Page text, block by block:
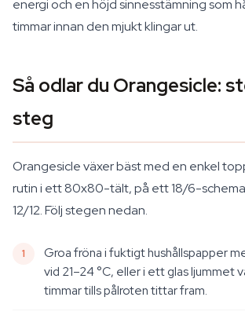
energi och en höjd sinnesstämning som
timmar innan den mjukt klingar ut.
Så odlar du Orangesicle:
steg
Orangesicle växer bäst med en enkel
rutin i ett 80x80-tält, på ett 18/6-schema
12/12. Följ stegen nedan.
Groa fröna i fuktigt hushållspapper
vid 21–24 °C, eller i ett glas ljummet
timmar tills pålroten tittar fram.